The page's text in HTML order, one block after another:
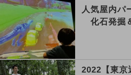
人気屋内パ
化石発掘
2022【東京